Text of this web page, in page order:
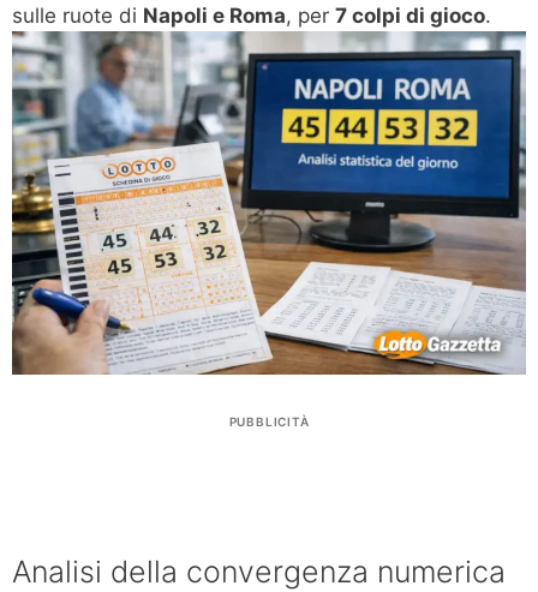
sulle ruote di Napoli e Roma, per 7 colpi di gioco.
PUBBLICITÀ
Analisi della convergenza numerica